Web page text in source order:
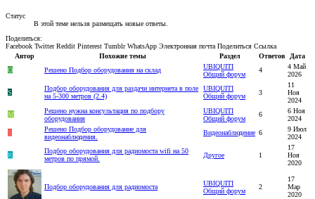
Статус
В этой теме нельзя размещать новые ответы.
Поделиться:
Facebook Twitter Reddit Pinterest Tumblr WhatsApp Электронная почта Поделиться Ссылка
Автор
Похожие темы Раздел Ответов
Дата
O
Решено Подбор оборудования на склад
UBIQUITI
Общий форум
4
4 Май
2026
S
Подбор оборудования для раздачи интернета в поле
на 5-300 метров (2.4)
UBIQUITI
Общий форум
3
11
Ноя
2024
M
Решено нужна консультация по подбору
оборудования
UBIQUITI
Общий форум
6
6 Ноя
2024
S
Решено Подбор оборудование для
видеонаблюдения.
Видеонаблюдение 6
9 Июл
2024
R
Подбор оборудования для радиомоста wifi на 50
метров по прямой.
Другое 1
17
Ноя
2020
Подбор оборудования для радиомоста
UBIQUITI
Общий форум
2
17
Мар
2020